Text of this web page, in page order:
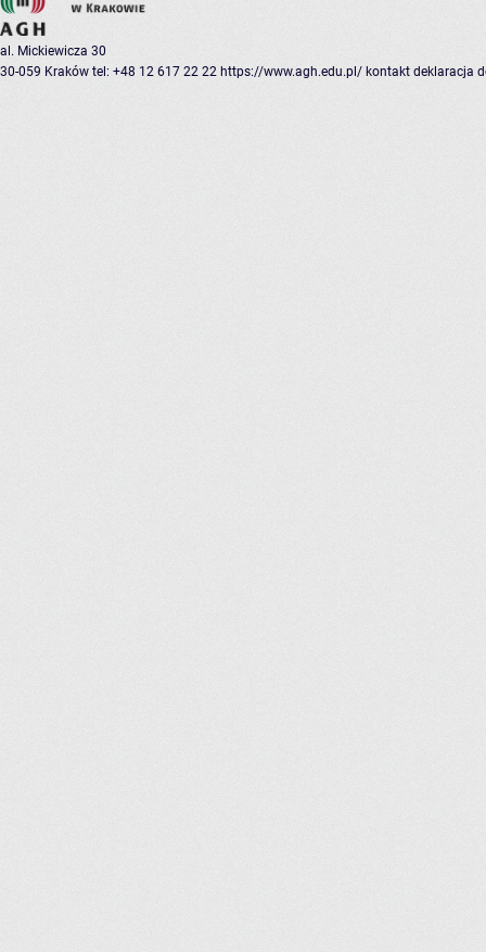
al. Mickiewicza 30
30-059 Kraków tel: +48 12 617 22 22 https://www.agh.edu.pl/ kontakt deklaracja